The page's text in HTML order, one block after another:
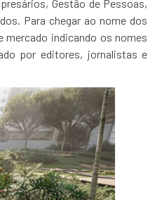
Gestão de Pessoas,
Para chegar ao nome dos
indicando os nomes
por editores, jornalistas e